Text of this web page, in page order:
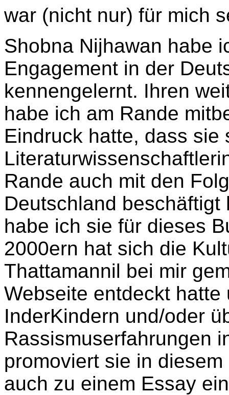
war (nicht nur) für mich
Shobna Nijhawan habe
Engagement in der
kennengelernt. Ihren
habe ich am Rande
Eindruck hatte, dass sie
Rande auch mit den
Deutschland
habe ich sie für dieses
2000ern hat sich die
Thattamannil bei mir
Webseite entdeckt
InderKindern und/oder
Rassismuserfahrungen
promoviert sie in
auch zu einem Essay